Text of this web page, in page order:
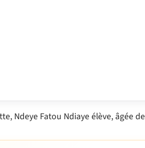
Ndeye Fatou Ndiaye élève, âgée